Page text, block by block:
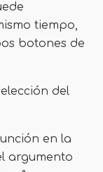
tiempo,
botones de
del
en la
argumento